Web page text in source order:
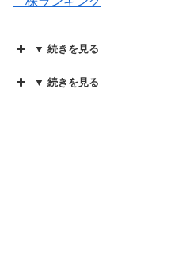
▼ 続きを見る
▼ 続きを見る